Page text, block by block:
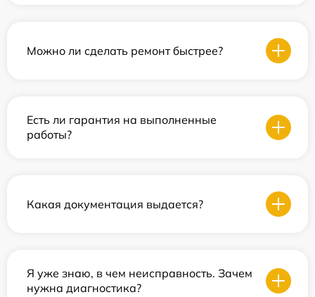
Можно ли сделать ремонт быстрее?
Есть ли гарантия на выполненные
работы?
Какая документация выдается?
Я уже знаю, в чем неисправность. Зачем
нужна диагностика?